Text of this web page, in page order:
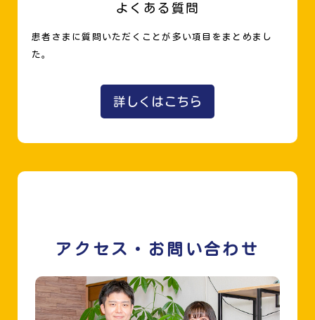
よくある質問
患者さまに質問いただくことが多い項目をまとめまし
た。
詳しくはこちら
アクセス・お問い合わせ